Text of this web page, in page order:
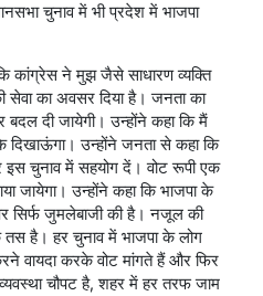
चुनाव में भी प्रदेश में भाजपा
कांग्रेस ने मुझ जैसे साधारण व्यक्ति
सेवा का अवसर दिया है। जनता का
बदल दी जायेगी। उन्होंने कहा कि मैं
दिखाऊंगा। उन्होंने जनता से कहा कि
चुनाव में सहयोग दें। वोट रूपी एक
जायेगा। उन्होंने कहा कि भाजपा के
सिर्फ जुमलेबाजी की है। नजूल की
है। हर चुनाव में भाजपा के लोग
वायदा करके वोट मांगते हैं और फिर
चौपट है, शहर में हर तरफ जाम